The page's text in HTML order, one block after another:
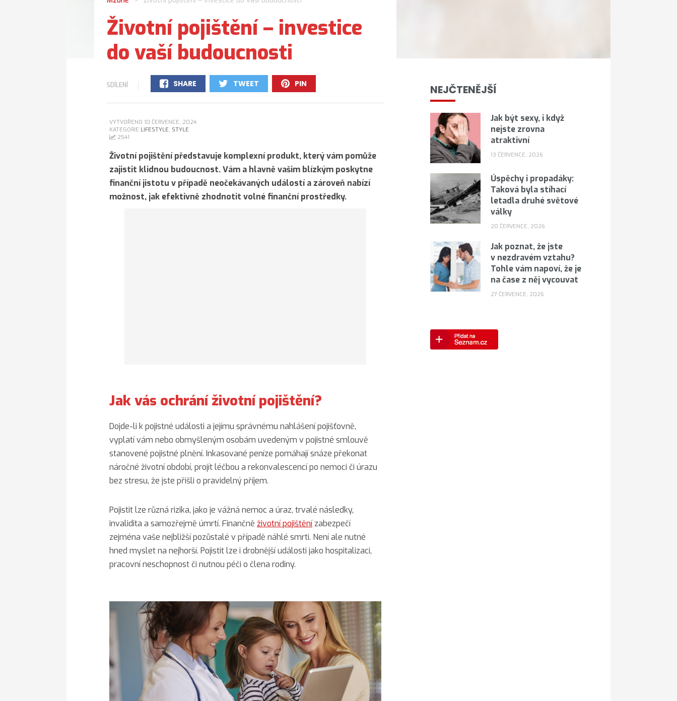
Životní pojištění – investice
do vaší budoucnosti
SDÍLENÍ
SHARE
0
TWEET
0
PIN
0
VYTVOŘENO 10 ČERVENCE, 2024
KATEGORIE LIFESTYLE, STYLE
2541
Životní pojištění představuje komplexní produkt, který vám pomůže
zajistit klidnou budoucnost. Vám a hlavně vašim blízkým poskytne
finanční jistotu v případě neočekávaných událostí a zároveň nabízí
možnost, jak efektivně zhodnotit volné finanční prostředky.
Jak vás ochrání životní pojištění?
Dojde-li k pojistné události a jejímu správnému nahlášení pojišťovně,
vyplatí vám nebo obmyšleným osobám uvedeným v pojistné smlouvě
stanovené pojistné plnění. Inkasované peníze pomáhají snáze překonat
náročné životní období, projít léčbou a rekonvalescencí po nemoci či úrazu
bez stresu, že jste přišli o pravidelný příjem.
Pojistit lze různá rizika, jako je vážná nemoc a úraz, trvalé následky,
invalidita a samozřejmě úmrtí. Finančně životní pojištěnízabezpečí
zejména vaše nejbližší pozůstalé v případě náhlé smrti. Není ale nutné
hned myslet na nejhorší. Pojistit lze i drobnější události jako hospitalizaci,
pracovní neschopnost či nutnou péči o člena rodiny.
NEJČTENĚJŠÍ
Jak být sexy, i když
nejste zrovna
atraktivní
13 ČERVENCE, 2026
Úspěchy i propadáky:
Taková byla stíhací
letadla druhé světové
války
20 ČERVENCE, 2026
Jak poznat, že jste
v nezdravém vztahu?
Tohle vám napoví, že je
na čase z něj vycouvat
27 ČERVENCE, 2026